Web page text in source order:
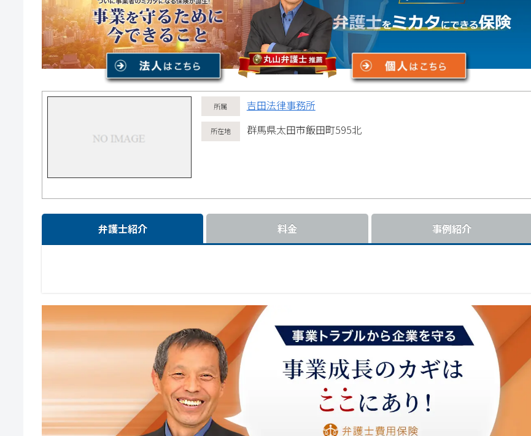
吉田法律事務所
群馬県太田市飯田町595北
弁護士紹介 料金 事例紹介